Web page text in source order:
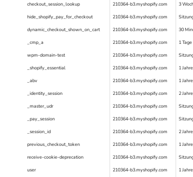
checkout_session_lookup 210364-b3.myshopify.com 3
hide_shopify_pay_for_checkout 210364-b3.myshopify.com
dynamic_checkout_shown_on_cart 210364-b3.myshopify.com 30
_cmp_a 210364-b3.myshopify.com 1 Tage
wpm-domain-test 210364-b3.myshopify.com
_shopify_essential 210364-b3.myshopify.com 1 Jahre
_abv 210364-b3.myshopify.com 1 Jahre
_identity_session 210364-b3.myshopify.com 2 Jahre
_master_udr 210364-b3.myshopify.com
_pay_session 210364-b3.myshopify.com
_session_id 210364-b3.myshopify.com 2 Jahre
previous_checkout_token 210364-b3.myshopify.com 1 Jahre
receive-cookie-deprecation 210364-b3.myshopify.com
user 210364-b3.myshopify.com 1 Jahre